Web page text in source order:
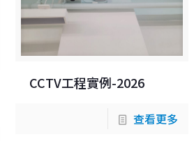
CCTV工程實例-2026
查看更多